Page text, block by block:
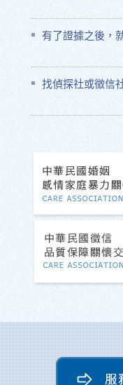
有了證據之後，
找偵探社或徵信